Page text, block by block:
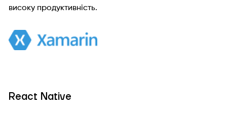
високу продуктивність.
React Native